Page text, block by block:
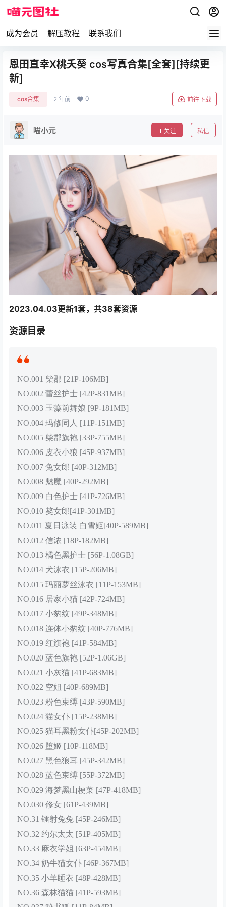
成为会员 解压教程 联系我们
恩田直幸X桃夭葵 cos写真合集[全套][持续更
新]
cos合集 2 年前 0 前往下载
喵小元 关注 私信
2023.04.03更新1套，共38套资源
资源目录
NO.001 柴郡 [21P-106MB]
NO.002 蕾丝护士 [42P-831MB]
NO.003 玉藻前舞娘 [9P-181MB]
NO.004 玛修同人 [11P-151MB]
NO.005 柴郡旗袍 [33P-755MB]
NO.006 皮衣小狼 [45P-937MB]
NO.007 兔女郎 [40P-312MB]
NO.008 魅魔 [40P-292MB]
NO.009 白色护士 [41P-726MB]
NO.010 獒女郎[41P-301MB]
NO.011 夏日泳装 白雪姬[40P-589MB]
NO.012 信浓 [18P-182MB]
NO.013 橘色黑护士 [56P-1.08GB]
NO.014 犬泳衣 [15P-206MB]
NO.015 玛丽萝丝泳衣 [11P-153MB]
NO.016 居家小猫 [42P-724MB]
NO.017 小豹纹 [49P-348MB]
NO.018 连体小豹纹 [40P-776MB]
NO.019 红旗袍 [41P-584MB]
NO.020 蓝色旗袍 [52P-1.06GB]
NO.021 小灰猫 [41P-683MB]
NO.022 空姐 [40P-689MB]
NO.023 粉色束缚 [43P-590MB]
NO.024 猫女仆 [15P-238MB]
NO.025 猫耳黑粉女仆[45P-202MB]
NO.026 堕姬 [10P-118MB]
NO.027 黑色狼耳 [45P-342MB]
NO.028 蓝色束缚 [55P-372MB]
NO.029 海梦黑山梗菜 [47P-418MB]
NO.030 修女 [61P-439MB]
NO.31 镭射兔兔 [45P-246MB]
NO.32 约尔太太 [51P-405MB]
NO.33 麻衣学姐 [63P-454MB]
NO.34 奶牛猫女仆 [46P-367MB]
NO.35 小羊睡衣 [48P-428MB]
NO.36 森林猫猫 [41P-593MB]